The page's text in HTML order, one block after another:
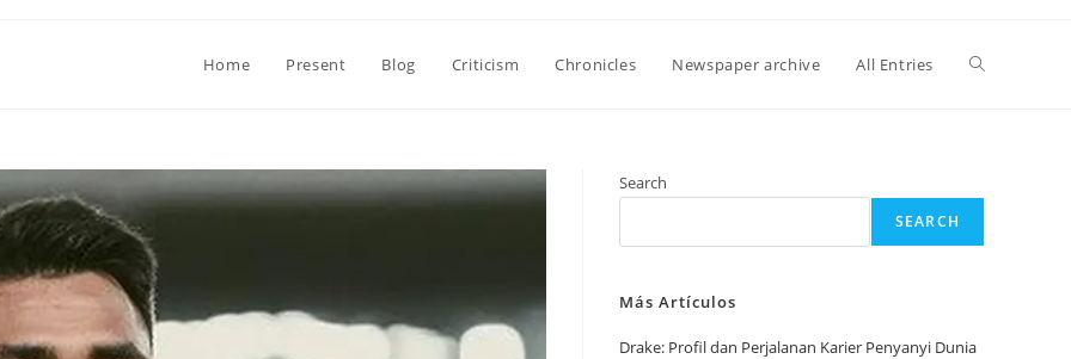
Home Present Blog Criticism Chronicles Newspaper archive All Entries Toggle
search
Search
SEARCH
Más Artículos
Drake: Profil dan Perjalanan Karier Penyanyi Dunia